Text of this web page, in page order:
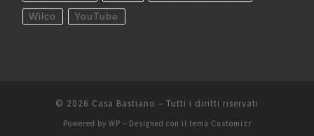
Wilco YouTube
© 2026 Casa Bastiano – Tutti i diritti riservati
Powered by WP – Designed con il tema Customizr